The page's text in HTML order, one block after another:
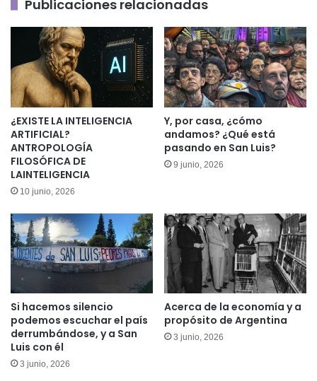
Publicaciones relacionadas
¿EXISTE LA INTELIGENCIA
ARTIFICIAL?
ANTROPOLOGÍA
FILOSÓFICA DE
LAINTELIGENCIA
10 junio, 2026
Y, por casa, ¿cómo
andamos? ¿Qué está
pasando en San Luis?
9 junio, 2026
Si hacemos silencio
podemos escuchar el país
derrumbándose, y a San
Luis con él
3 junio, 2026
Acerca de la economía y a
propósito de Argentina
3 junio, 2026